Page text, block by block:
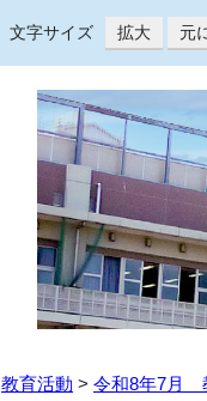
文字サイズ 拡大 元
教育活動 > 令和8年7月